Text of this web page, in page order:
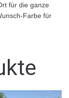
für die ganze
Farbe für